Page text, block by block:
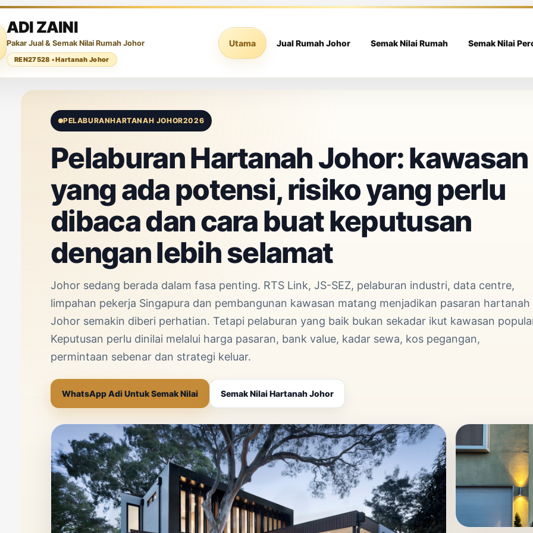
ADI ZAINI
Pakar Jual & Semak Nilai Rumah Johor
REN27528 • Hartanah Johor
Utama Jual Rumah Johor Semak Nilai Rumah Semak Nilai
PELABURANHARTANAH JOHOR2026
Pelaburan Hartanah Johor: kawasan
yang ada potensi, risiko yang perlu
dibaca dan cara buat keputusan
dengan lebih selamat
Johor sedang berada dalam fasa penting. RTS Link, JS-SEZ, pelaburan industri, data centre,
limpahan pekerja Singapura dan pembangunan kawasan matang menjadikan pasaran hartanah
Johor semakin diberi perhatian. Tetapi pelaburan yang baik bukan sekadar ikut kawasan
Keputusan perlu dinilai melalui harga pasaran, bank value, kadar sewa, kos pegangan,
permintaan sebenar dan strategi keluar.
WhatsApp Adi Untuk Semak Nilai Semak Nilai Hartanah Johor